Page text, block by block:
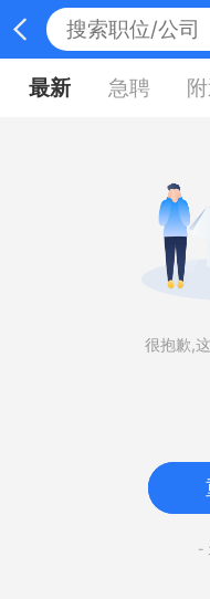
最新 急聘
很抱歉,
-